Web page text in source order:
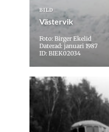
BILD
Västervik
Foto: Birger Ekelid
Daterad: januari 1987
ID: BIEK02034